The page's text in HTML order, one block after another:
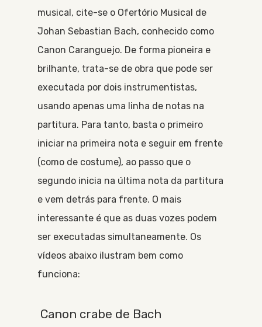
musical, cite-se o Ofertório Musical de
Johan Sebastian Bach, conhecido como
Canon Caranguejo. De forma pioneira e
brilhante, trata-se de obra que pode ser
executada por dois instrumentistas,
usando apenas uma linha de notas na
partitura. Para tanto, basta o primeiro
iniciar na primeira nota e seguir em frente
(como de costume), ao passo que o
segundo inicia na última nota da partitura
e vem detrás para frente. O mais
interessante é que as duas vozes podem
ser executadas simultaneamente. Os
vídeos abaixo ilustram bem como
funciona:
Canon crabe de Bach